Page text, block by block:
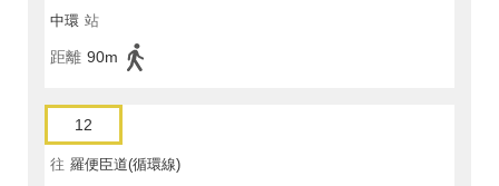
中環 站
距離 90m
12
往 羅便臣道(循環線)